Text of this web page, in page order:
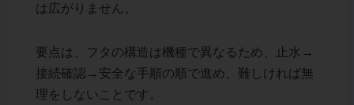
は広がりません。
要点は、フタの構造は機種で異なるため、止水→
接続確認→安全な手順の順で進め、難しければ無
理をしないことです。